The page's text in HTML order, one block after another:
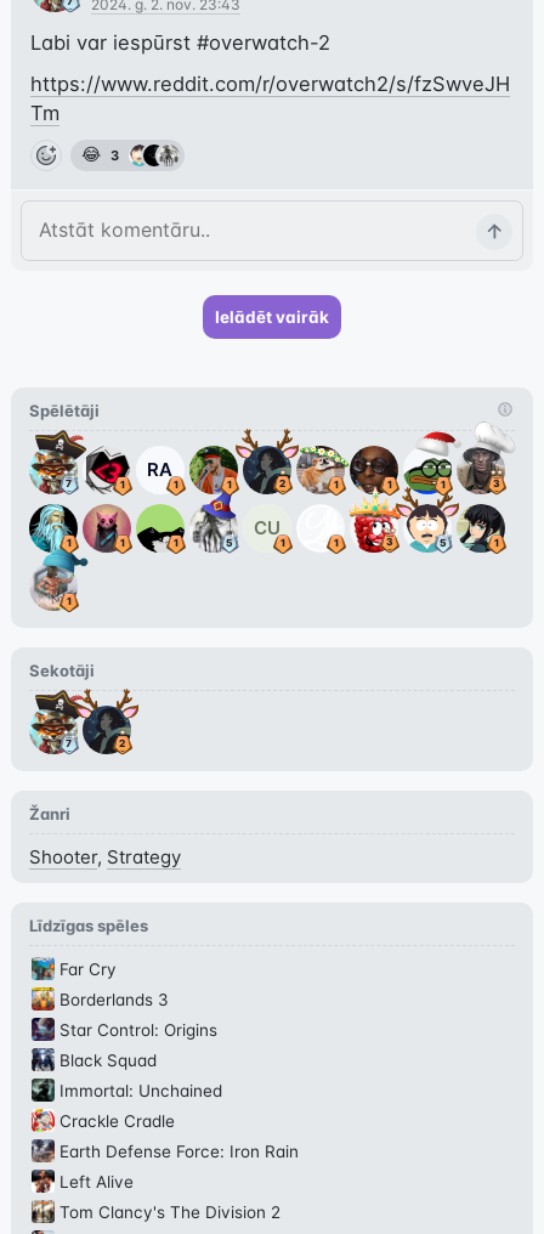
2024. g. 2. nov. 23:43
Labi var iespūrst #overwatch-2
https://www.reddit.com/r/overwatch2/s/fzSwveJH
Tm
😂 3
Ielādēt vairāk
Spēlētāji
RA
CU
Sekotāji
Žanri
Shooter, Strategy
Līdzīgas spēles
Far Cry
Borderlands 3
Star Control: Origins
Black Squad
Immortal: Unchained
Crackle Cradle
Earth Defense Force: Iron Rain
Left Alive
Tom Clancy's The Division 2